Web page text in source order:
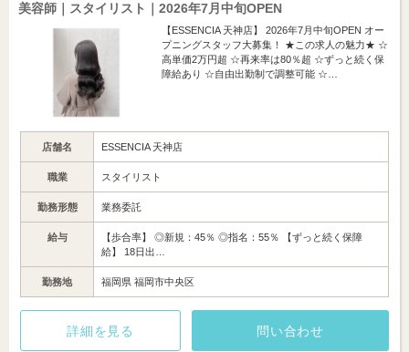
美容師｜スタイリスト｜2026年7月中旬OPEN
【ESSENCIA 天神店】 2026年7月中旬OPEN オー
プニングスタッフ大募集！ ★この求人の魅力★ ☆
高単価2万円超 ☆再来率は80％超 ☆ずっと続く保
障給あり ☆自由出勤制で調整可能 ☆…
店舗名 ESSENCIA 天神店
職業 スタイリスト
勤務形態 業務委託
給与
【歩合率】 ◎新規：45％ ◎指名：55％ 【ずっと続く保障
給】 18日出…
勤務地 福岡県 福岡市中央区
詳細を見る 問い合わせ